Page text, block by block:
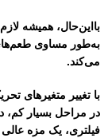
بااین‌حال، همیشه
به‌طور مساوی
می‌کند.
با تغییر متغیرهای
در مراحل بسیار کم،
فیلتری، یک مزه